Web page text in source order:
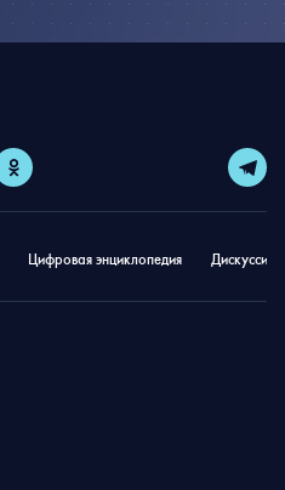
Цифровая энциклопедия